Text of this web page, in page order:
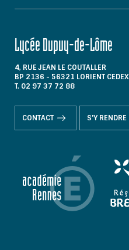
Lycée Dupuy-de-Lôme
4, RUE JEAN LE COUTALLER
BP 2136 - 56321 LORIENT CEDEX
T. 02 97 37 72 88
CONTACT S'Y RENDRE